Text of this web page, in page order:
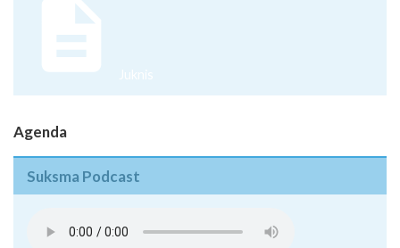
Juknis
Agenda
Suksma Podcast